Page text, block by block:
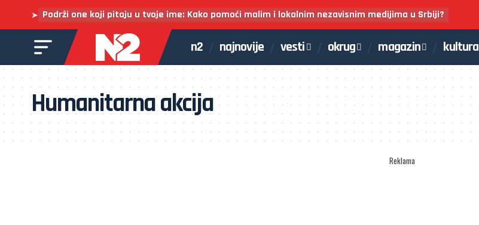
➤ Podrži one koji pitaju u tvoje ime: Kako pomoći malim i lokalnim nezavisnim medijima u Srbiji?
n2 najnovije vesti okrug magazin kultura
Humanitarna akcija
Reklama